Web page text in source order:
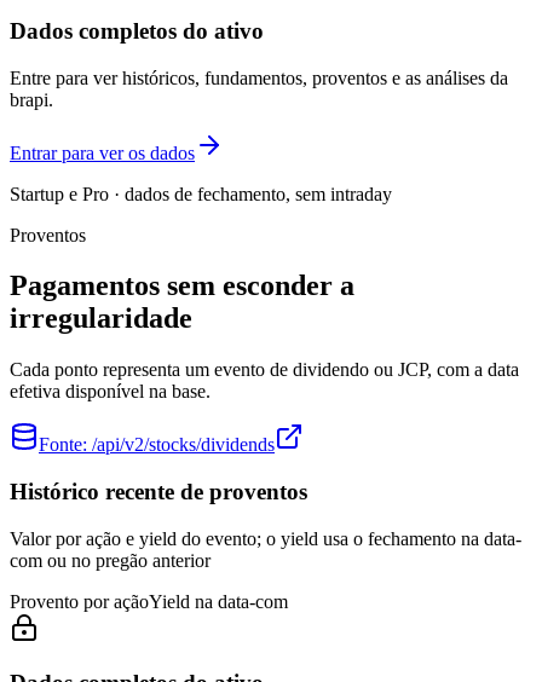
Dados completos do ativo
Entre para ver históricos, fundamentos, proventos e as análises da
brapi.
Entrar para ver os dados
Startup e Pro · dados de fechamento, sem intraday
Proventos
Pagamentos sem esconder a
irregularidade
Cada ponto representa um evento de dividendo ou JCP, com a data
efetiva disponível na base.
Fonte: /api/v2/stocks/dividends
Histórico recente de proventos
Valor por ação e yield do evento; o yield usa o fechamento na data-
com ou no pregão anterior
Provento por açãoYield na data-com